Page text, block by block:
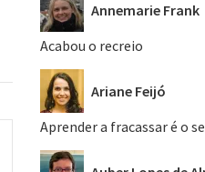
Annemarie Frank
Acabou o recreio
Ariane Feijó
Aprender a fracassar é o